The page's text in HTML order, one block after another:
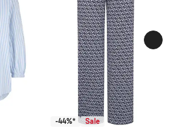
-44%* Sale